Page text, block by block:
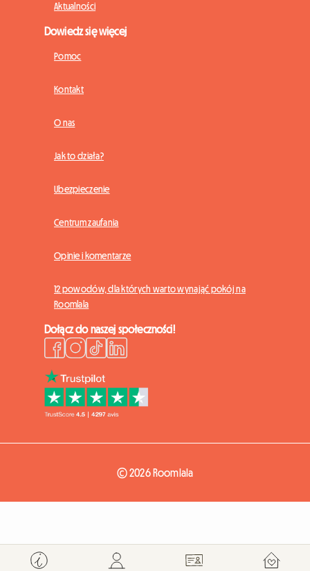
Aktualności
Dowiedz się więcej
Pomoc
Kontakt
O nas
Jak to działa?
Ubezpieczenie
Centrum zaufania
Opinie i komentarze
12 powodów, dla których warto wynająć pokój na
Roomlala
Dołącz do naszej społeczności!
© 2026 Roomlala